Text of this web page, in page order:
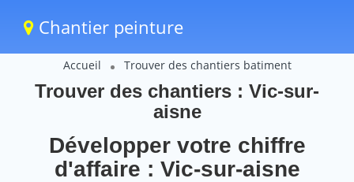
Chantier peinture
Accueil Trouver des chantiers batiment
Trouver des chantiers : Vic-sur-
aisne
Développer votre chiffre
d'affaire : Vic-sur-aisne